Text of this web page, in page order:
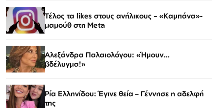
Τέλος τα likes στους ανήλικους – «Καμπάνα»-
μαμούθ στη Meta
Αλεξάνδρα Παλαιολόγου: «Ήμουν…
βδέλυγμα!»
Ρία Ελληνίδου: Έγινε θεία – Γέννησε η αδελφή
της